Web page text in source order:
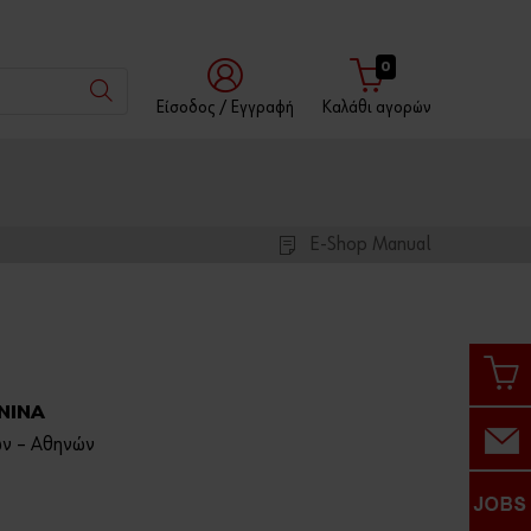
Είσοδος / Eγγραφή
App
0
Καλάθι αγορών
E-Shop Manual
– Αθηνών